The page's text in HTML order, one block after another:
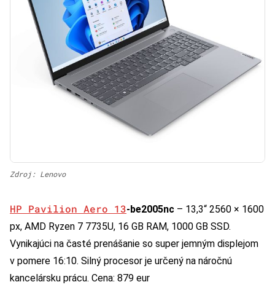
Zdroj: Lenovo
HP Pavilion Aero 13-be2005nc – 13,3“ 2560 × 1600
px, AMD Ryzen 7 7735U, 16 GB RAM, 1000 GB SSD.
Vynikajúci na časté prenášanie so super jemným displejom
v pomere 16:10. Silný procesor je určený na náročnú
kancelársku prácu. Cena: 879 eur